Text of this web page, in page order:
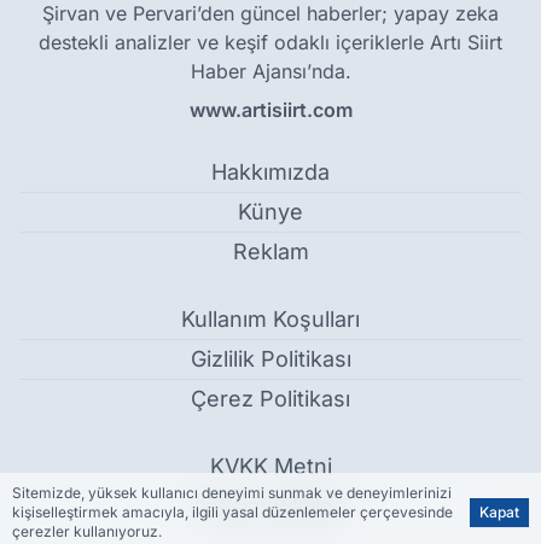
Şirvan ve Pervari’den güncel haberler; yapay zeka
destekli analizler ve keşif odaklı içeriklerle Artı Siirt
Haber Ajansı’nda.
www.artisiirt.com
Hakkımızda
Künye
Reklam
Kullanım Koşulları
Gizlilik Politikası
Çerez Politikası
KVKK Metni
İletişim Bilgileri
Sitemizde, yüksek kullanıcı deneyimi sunmak ve deneyimlerinizi
kişiselleştirmek amacıyla, ilgili yasal düzenlemeler çerçevesinde
çerezler kullanıyoruz.
Kapat